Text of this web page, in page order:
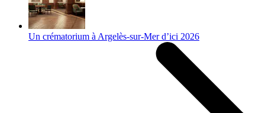
Un crématorium à Argelès-sur-Mer d’ici 2026